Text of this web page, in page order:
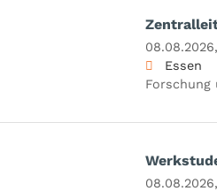
08.08.2026,
Essen
Forschung
08.08.2026,